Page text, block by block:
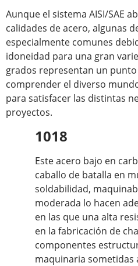
Aunque el sistema AISI/SAE
calidades de acero, algunas
especialmente comunes
idoneidad para una gran
grados representan un
comprender el diverso
para satisfacer las distintas
proyectos.
1018
Este acero bajo en
caballo de batalla en
soldabilidad,
moderada lo hacen
en las que una alta
en la fabricación de
componentes
maquinaria sometidas